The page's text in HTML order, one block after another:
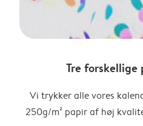
Tre
Vi trykker alle vores
250g/m² papir af høj